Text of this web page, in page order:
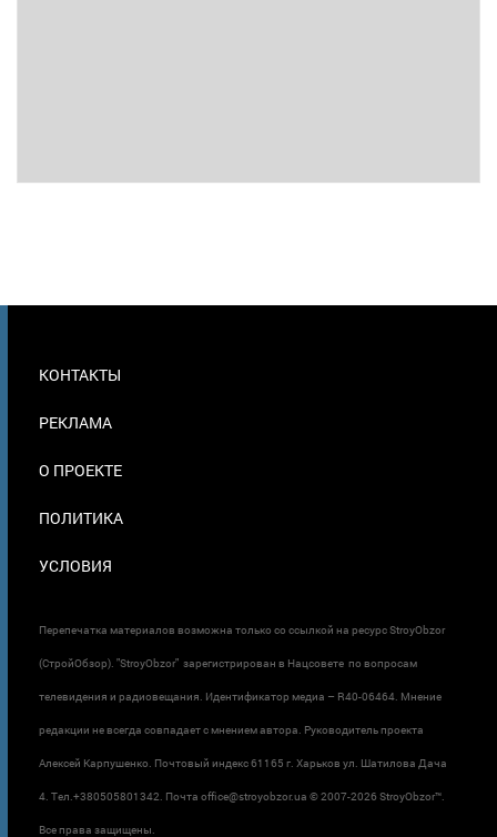
В
КОНТАКТЫ
РЕКЛАМА
О ПРОЕКТЕ
ПОЛИТИКА
УСЛОВИЯ
Перепечатка материалов возможна только со ссылкой на ресурс StroyObzor
(СтройОбзор). "StroyObzor" зарегистрирован в Нацсовете по вопросам
телевидения и радиовещания. Идентификатор медиа – R40-06464. Мнение
редакции не всегда совпадает с мнением автора. Руководитель проекта
Алексей Карпушенко. Почтовый индекс 61165 г. Харьков ул. Шатилова Дача
4. Тел.+380505801342. Почта office@stroyobzor.ua © 2007-2026 StroyObzor™.
Все права защищены.